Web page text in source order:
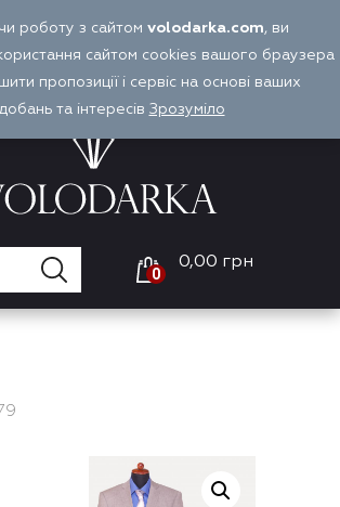
UA
Войти
і доставка
0
0,00 грн
роботу з сайтом volodarka.com, ви
сайтом cookies вашого браузера
пропозиції і сервіс на основі ваших
та інтересів Зрозуміло